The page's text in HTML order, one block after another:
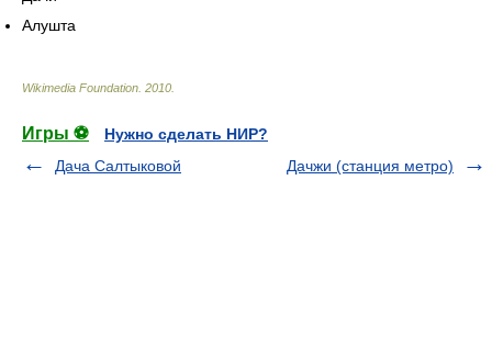
Алушта
Wikimedia Foundation 2010
Игры ⚽
Нужно сделать НИР?
Дача Салтыковой
Дачжи (станция метро)